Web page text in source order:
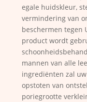
egale huidskleur,
vermindering van
beschermen tegen
product wordt
mannen van alle
ingrediënten zal
opstoten van
poriegrootte